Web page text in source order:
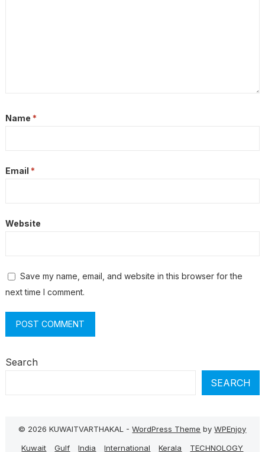
Name *
Email *
Website
Save my name, email, and website in this browser for the
next time I comment.
Search
SEARCH
© 2026 KUWAITVARTHAKAL -WordPress Theme byWPEnjoy
Kuwait
Gulf India International Kerala TECHNOLOGY